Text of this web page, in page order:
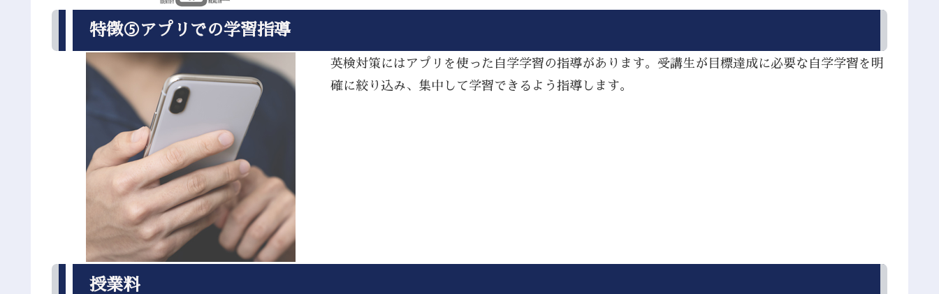
特徴⑤アプリでの学習指導
英検対策にはアプリを使った自学学習の指導があります。受講生が目標達成に必要な自学学習を明
確に絞り込み、集中して学習できるよう指導します。
授業料